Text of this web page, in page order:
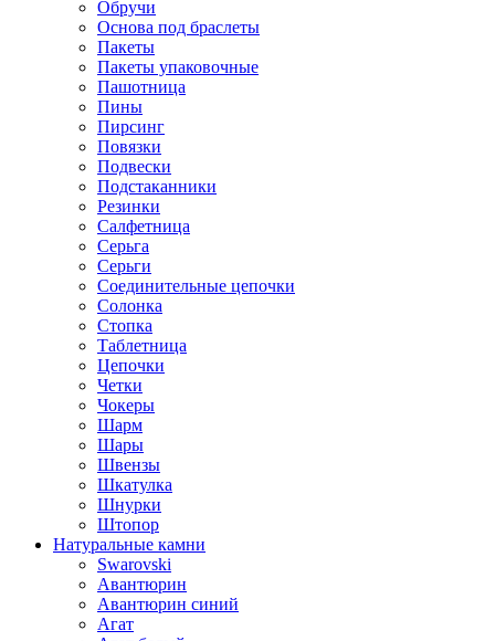
Обручи
Основа под браслеты
Пакеты
Пакеты упаковочные
Пашотница
Пины
Пирсинг
Повязки
Подвески
Подстаканники
Резинки
Салфетница
Серьга
Серьги
Соединительные цепочки
Солонка
Стопка
Таблетница
Цепочки
Четки
Чокеры
Шарм
Шары
Швензы
Шкатулка
Шнурки
Штопор
Натуральные камни
Swarovski
Авантюрин
Авантюрин синий
Агат